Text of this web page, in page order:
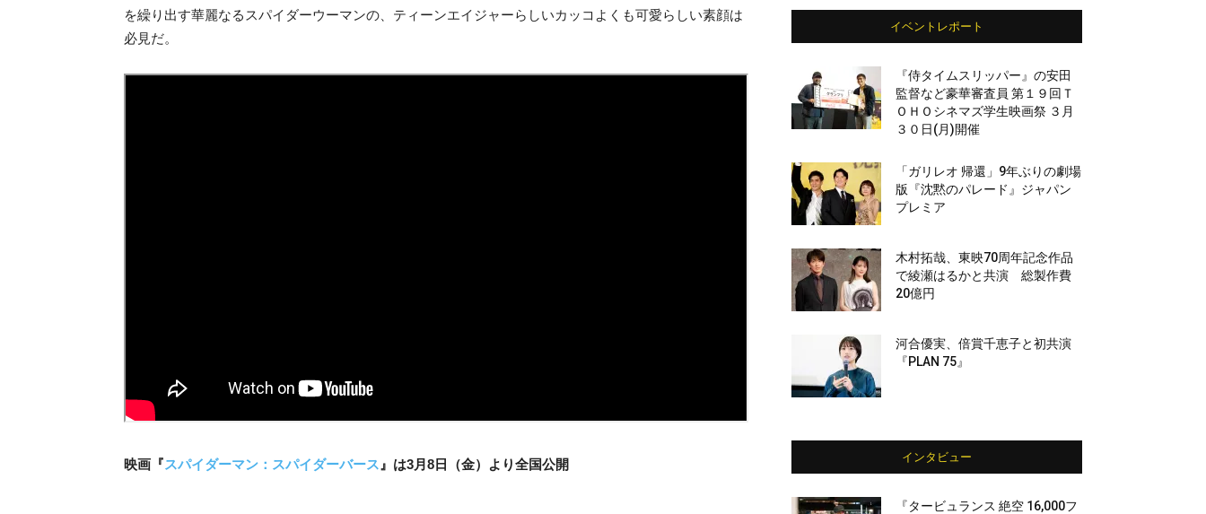
を繰り出す華麗なるスパイダーウーマンの、ティーンエイジャーらしいカッコよくも可愛らしい素顔は
必見だ。
映画『スパイダーマン： スパイダーバース 』は3月8日（金）より全国公開
イベントレポート
『侍タイムスリッパー』の安田
監督など豪華審査員 第１９回Ｔ
ＯＨＯシネマズ学生映画祭 ３月
３０日(月)開催
「ガリレオ 帰還」9年ぶりの劇場
版『沈黙のパレード』ジャパン
プレミア
木村拓哉、東映70周年記念作品
で綾瀬はるかと共演 総製作費
20億円
河合優実、倍賞千恵子と初共演
『PLAN 75』
インタビュー
『タービュランス 絶空 16,000フ